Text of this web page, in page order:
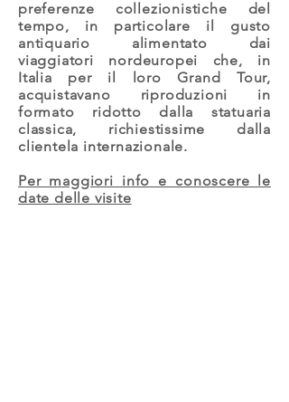
preferenze collezionistiche del
tempo, in particolare il gusto
antiquario alimentato dai
viaggiatori nordeuropei che, in
Italia per il loro Grand Tour,
acquistavano riproduzioni in
formato ridotto dalla statuaria
classica, richiestissime dalla
clientela internazionale.
Per maggiori info e conoscere le
date delle visite